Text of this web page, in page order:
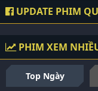
UPDATE PHIM
PHIM XEM
Top Ngày